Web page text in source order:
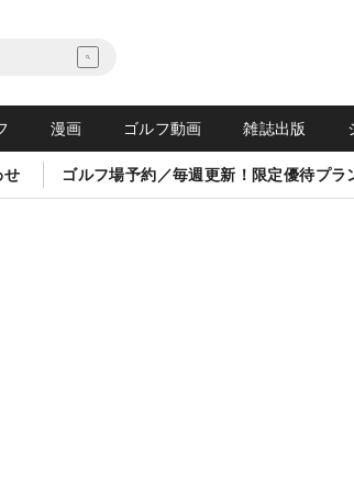
漫画 ゴルフ動画 雑誌出版
せ ゴルフ場予約／毎週更新！限定優待プラ